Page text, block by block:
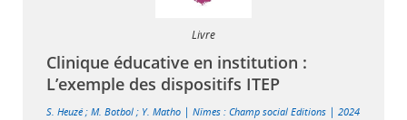
Livre
Clinique éducative en institution :
L’exemple des dispositifs ITEP
S. Heuzé ; M. Botbol ; Y. Matho | Nîmes : Champ social Editions | 2024